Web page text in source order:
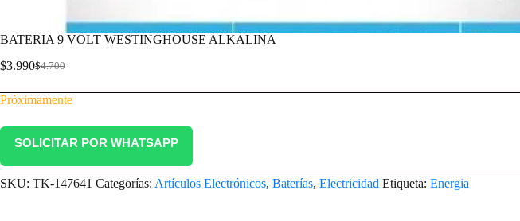
BATERIA 9 VOLT WESTINGHOUSE ALKALINA
$4.700
$3.990
Próximamente
SOLICITAR POR WHATSAPP
SKU: TK-147641 Categorías: Artículos Electrónicos, Baterías, Electricidad Etiqueta: Energia